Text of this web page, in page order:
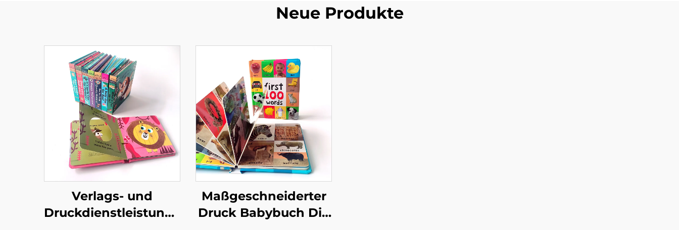
Neue Produkte
Verlags- und
Druckdienstleistungen
Maßgeschneiderter
Druck Babybuch Die